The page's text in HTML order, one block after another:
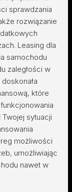
sprawdzania
rozwiązanie
Leasing dla
samochodu
zaległości w
które
sytuacji
możliwości
umożliwiając
nawet w